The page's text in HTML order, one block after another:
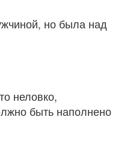
но была над
неловко,
быть наполнено